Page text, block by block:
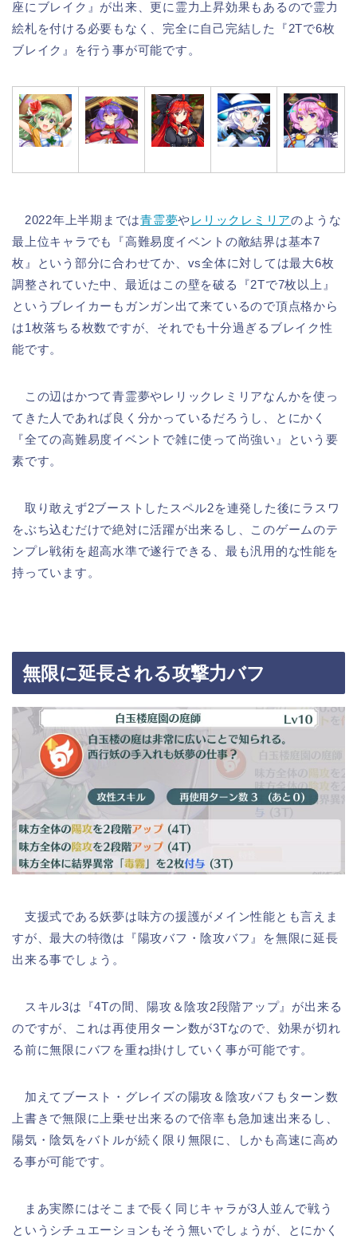
座にブレイク』が出来、更に霊力上昇効果もあるので霊力
絵札を付ける必要もなく、完全に自己完結した『2Tで6枚
ブレイク』を行う事が可能です。
2022年上半期までは青霊夢やレリックレミリアのような
最上位キャラでも『高難易度イベントの敵結界は基本7
枚』という部分に合わせてか、vs全体に対しては最大6枚
調整されていた中、最近はこの壁を破る『2Tで7枚以上』
というブレイカーもガンガン出て来ているので頂点格から
は1枚落ちる枚数ですが、それでも十分過ぎるブレイク性
能です。
この辺はかつて青霊夢やレリックレミリアなんかを使っ
てきた人であれば良く分かっているだろうし、とにかく
『全ての高難易度イベントで雑に使って尚強い』という要
素です。
取り敢えず2ブーストしたスペル2を連発した後にラスワ
をぶち込むだけで絶対に活躍が出来るし、このゲームのテ
ンプレ戦術を超高水準で遂行できる、最も汎用的な性能を
持っています。
無限に延長される攻撃力バフ
支援式である妖夢は味方の援護がメイン性能とも言えま
すが、最大の特徴は『陽攻バフ・陰攻バフ』を無限に延長
出来る事でしょう。
スキル3は『4Tの間、陽攻＆陰攻2段階アップ』が出来る
のですが、これは再使用ターン数が3Tなので、効果が切れ
る前に無限にバフを重ね掛けしていく事が可能です。
加えてブースト・グレイズの陽攻＆陰攻バフもターン数
上書きで無限に上乗せ出来るので倍率も急加速出来るし、
陽気・陰気をバトルが続く限り無限に、しかも高速に高め
る事が可能です。
まあ実際にはそこまで長く同じキャラが3人並んで戦う
というシチュエーションもそう無いでしょうが、とにかく